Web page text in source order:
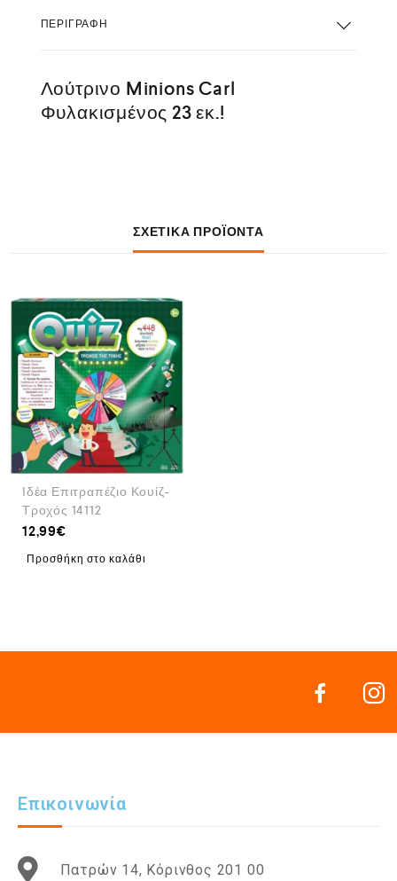
ΠΕΡΙΓΡΑΦΉ
Λούτρινο Minions Carl
Φυλακισμένος 23 εκ.!
ΣΧΕΤΙΚΆ ΠΡΟΪΌΝΤΑ
Ιδέα Επιτραπέζιο Κουίζ-
Τροχός 14112
12,99€
Προσθήκη στο καλάθι
Επικοινωνία
Πατρών 14, Κόρινθος 201 00